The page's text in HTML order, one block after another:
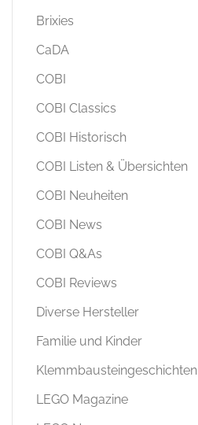
Brixies
CaDA
COBI
COBI Classics
COBI Historisch
COBI Listen & Übersichten
COBI Neuheiten
COBI News
COBI Q&As
COBI Reviews
Diverse Hersteller
Familie und Kinder
Klemmbausteingeschichten
LEGO Magazine